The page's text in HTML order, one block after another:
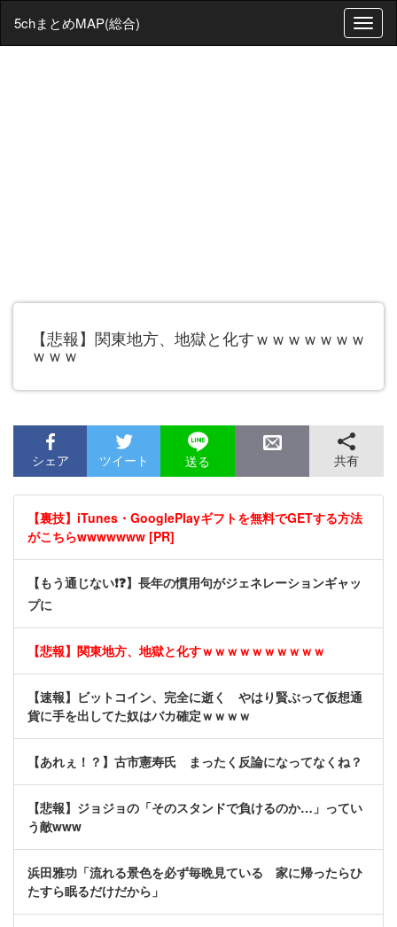
T
o
5chまとめMAP(総合)
【悲報】関東地方、地獄と化すｗｗｗｗｗｗｗ
ｗｗｗ
シェア ツイート 送る 共有
【裏技】iTunes・GooglePlayギフトを無料でGETする方法
がこちらwwwwwww [PR]
【もう通じない❗❓】長年の慣用句がジェネレーションギャッ
プに
【悲報】関東地方、地獄と化すｗｗｗｗｗｗｗｗｗｗ
【速報】ビットコイン、完全に逝く やはり賢ぶって仮想通
貨に手を出してた奴はバカ確定ｗｗｗｗ
【あれぇ！？】古市憲寿氏 まったく反論になってなくね？
【悲報】ジョジョの「そのスタンドで負けるのか…」ってい
う敵www
浜田雅功「流れる景色を必ず毎晩見ている 家に帰ったらひ
たすら眠るだけだから」